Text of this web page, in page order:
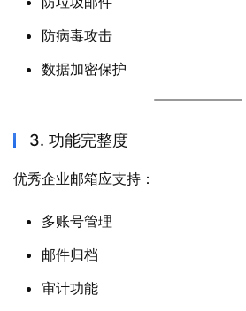
防病毒攻击
数据加密保护
3. 功能完整度
优秀企业邮箱应支持：
多账号管理
邮件归档
审计功能